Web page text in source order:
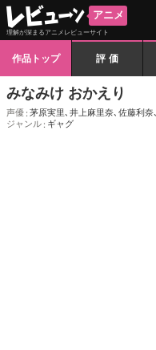
アニメ
理解が深まるアニメレビューサイト
作品トップ 評価
みなみけ おかえり
声優 茅原実里､ 井上麻里奈､ 佐藤利奈､
ジャンル
ギャグ